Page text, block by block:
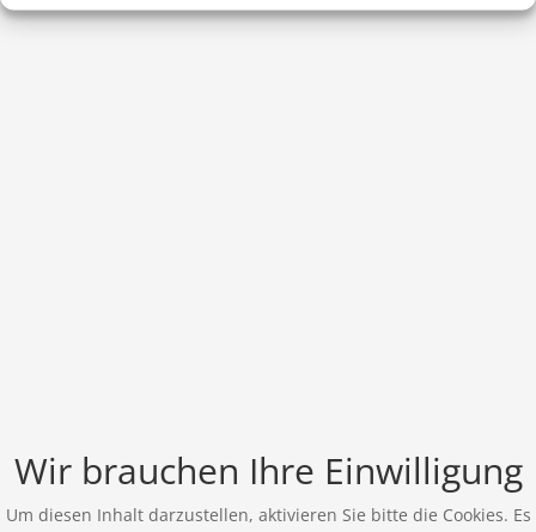
Wir brauchen Ihre Einwilligung
Um diesen Inhalt darzustellen, aktivieren Sie bitte die Cookies. Es